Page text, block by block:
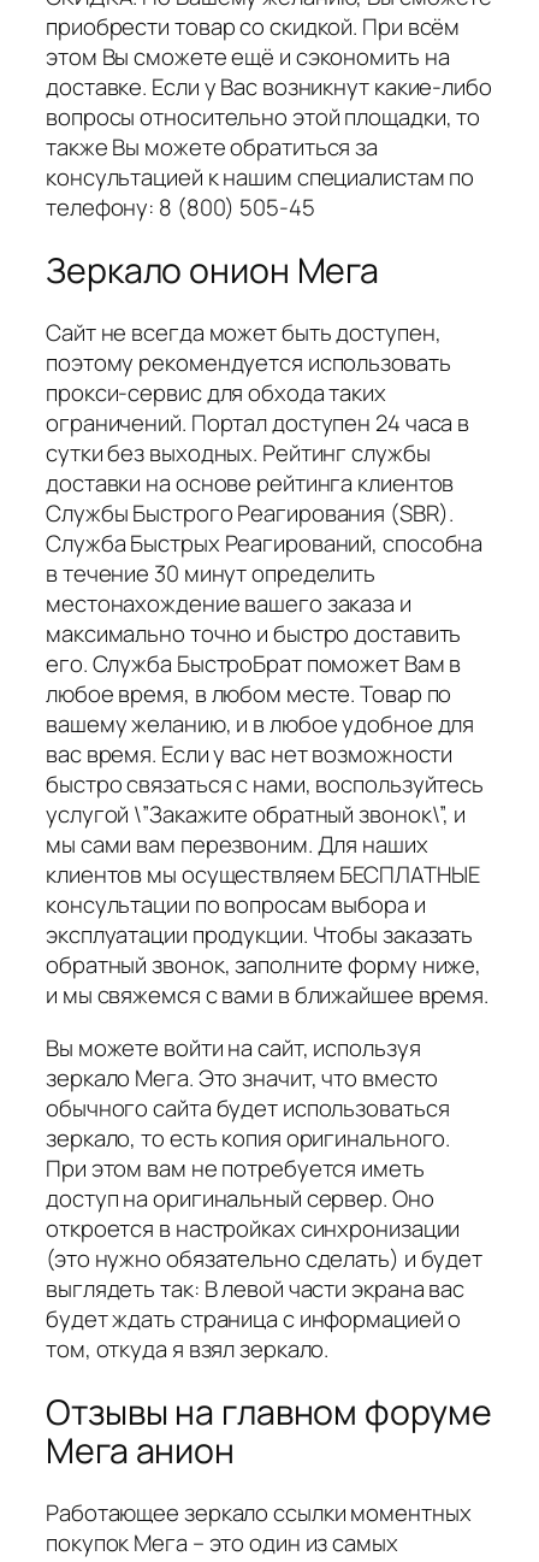
приобрести товар со скидкой. При всём
этом Вы сможете ещё и сэкономить на
доставке. Если у Вас возникнут какие-либо
вопросы относительно этой площадки, то
также Вы можете обратиться за
консультацией к нашим специалистам по
телефону: 8 (800) 505-45
Зеркало онион Мега
Сайт не всегда может быть доступен,
поэтому рекомендуется использовать
прокси-сервис для обхода таких
ограничений. Портал доступен 24 часа в
сутки без выходных. Рейтинг службы
доставки на основе рейтинга клиентов
Службы Быстрого Реагирования (SBR).
Служба Быстрых Реагирований, способна
в течение 30 минут определить
местонахождение вашего заказа и
максимально точно и быстро доставить
его. Служба БыстроБрат поможет Вам в
любое время, в любом месте. Товар по
вашему желанию, и в любое удобное для
вас время. Если у вас нет возможности
быстро связаться с нами, воспользуйтесь
услугой \”Закажите обратный звонок\”, и
мы сами вам перезвоним. Для наших
клиентов мы осуществляем БЕСПЛАТНЫЕ
консультации по вопросам выбора и
эксплуатации продукции. Чтобы заказать
обратный звонок, заполните форму ниже,
и мы свяжемся с вами в ближайшее время.
Вы можете войти на сайт, используя
зеркало Мега. Это значит, что вместо
обычного сайта будет использоваться
зеркало, то есть копия оригинального.
При этом вам не потребуется иметь
доступ на оригинальный сервер. Оно
откроется в настройках синхронизации
(это нужно обязательно сделать) и будет
выглядеть так: В левой части экрана вас
будет ждать страница с информацией о
том, откуда я взял зеркало.
Отзывы на главном форуме
Мега анион
Работающее зеркало ссылки моментных
покупок Мега – это один из самых